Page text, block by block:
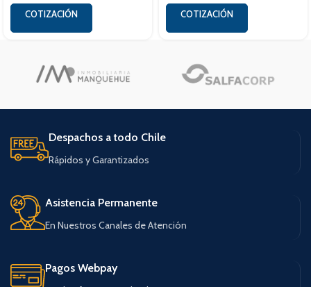
COTIZACIÓN COTIZACIÓN
Despachos a todo Chile
Rápidos y Garantizados
Asistencia Permanente
En Nuestros Canales de Atención
Pagos Webpay